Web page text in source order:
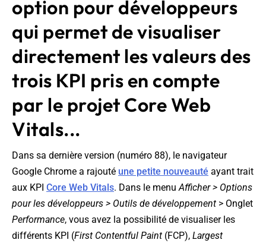
option pour développeurs
qui permet de visualiser
directement les valeurs des
trois KPI pris en compte
par le projet Core Web
Vitals...
Dans sa dernière version (numéro 88), le navigateur
Google Chrome a rajouté une petite nouveauté ayant trait
aux KPI Core Web Vitals. Dans le menuAfficher > Options
pour les développeurs > Outils de développement > Onglet
Performance, vous avez la possibilité de visualiser les
différents KPI (First Contentful Paint (FCP), Largest